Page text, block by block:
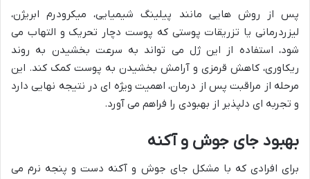
پس از روش هایی مانند پیلینگ شیمیایی، میکرودرم ابریژن،
لیزردرمانی یا تزریقات پوستی که پوست دچار تحریک و التهاب می
شود، استفاده از این ژل می تواند به سرعت بخشیدن به روند
ریکاوری، کاهش قرمزی و آرامش بخشیدن به پوست کمک کند. این
مرحله از مراقبت پس از درمان، اهمیت ویژه ای در نتیجه نهایی دارد
و تجربه ای دلپذیر از بهبودی را فراهم می آورد.
بهبود جای جوش و آکنه
برای افرادی که با مشکل جای جوش و آکنه دست و پنجه نرم می